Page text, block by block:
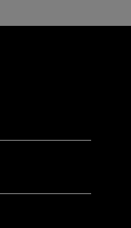
交退換貨申請
及